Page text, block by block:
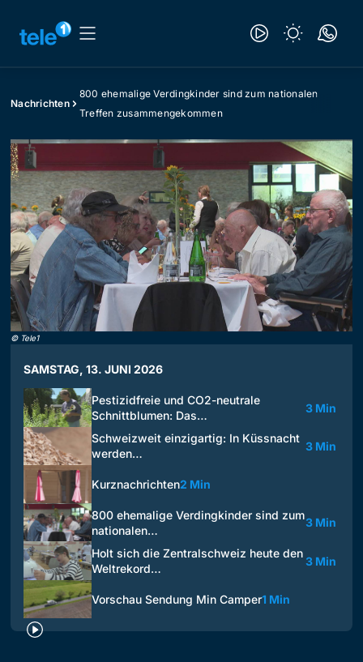
Nachrichten
800 ehemalige Verdingkinder sind zum nationalen
Treffen zusammengekommen
© Tele1
SAMSTAG, 13. JUNI 2026
Pestizidfreie und CO2-neutrale
Schnittblumen: Das…
3 Min
Schweizweit einzigartig: In Küssnacht
werden…
3 Min
Kurznachrichten2 Min
800 ehemalige Verdingkinder sind zum
nationalen…
3 Min
Holt sich die Zentralschweiz heute den
Weltrekord…
3 Min
Vorschau Sendung Min Camper1 Min